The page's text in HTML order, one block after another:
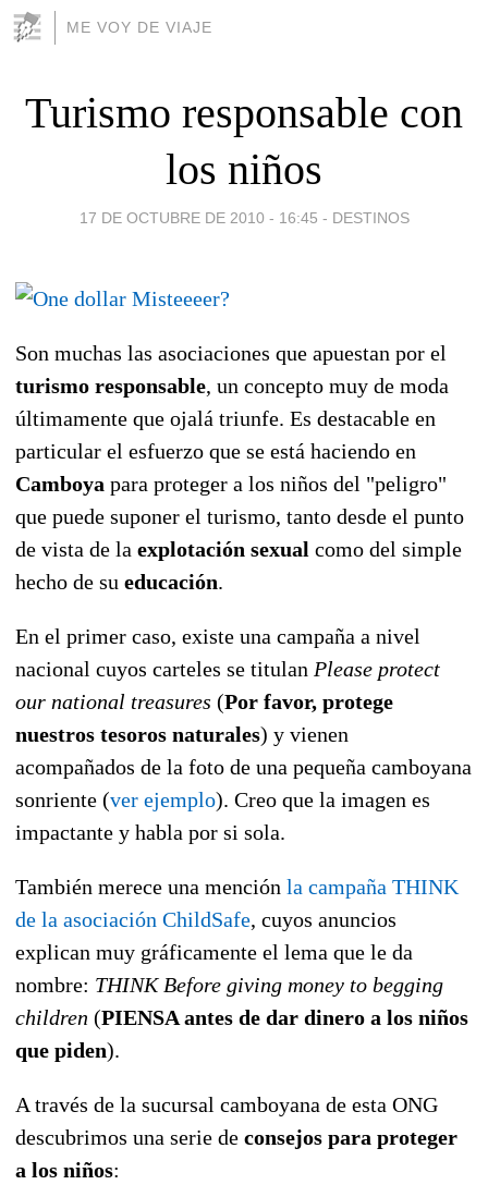
ME VOY DE VIAJE
Turismo responsable con
los niños
17 DE OCTUBRE DE 2010 - 16:45 - DESTINOS
Son muchas las asociaciones que apuestan por el
turismo responsable, un concepto muy de moda
últimamente que ojalá triunfe. Es destacable en
particular el esfuerzo que se está haciendo en
Camboya para proteger a los niños del "peligro"
que puede suponer el turismo, tanto desde el punto
de vista de la explotación sexual como del simple
hecho de su educación.
En el primer caso, existe una campaña a nivel
nacional cuyos carteles se titulan Please protect
our national treasures (Por favor, protege
nuestros tesoros naturales) y vienen
acompañados de la foto de una pequeña camboyana
sonriente (ver ejemplo). Creo que la imagen es
impactante y habla por si sola.
También merece una mención la campaña THINK
de la asociación ChildSafe, cuyos anuncios
explican muy gráficamente el lema que le da
nombre: THINK Before giving money to begging
children (PIENSA antes de dar dinero a los niños
que piden).
A través de la sucursal camboyana de esta ONG
descubrimos una serie de consejos para proteger
a los niños: